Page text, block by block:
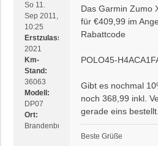
So 11.
Sep 2011,
10:25
Erstzulassung:
2021
Km-
Stand:
36063
Modell:
DP07
Ort:
Brandenburg
Das Garmin Zumo
für €409,99 im
Rabattcode
POLO45-
Gibt es nochmal
noch 368,99 inkl.
gerade eins bestellt.
Beste Grüße